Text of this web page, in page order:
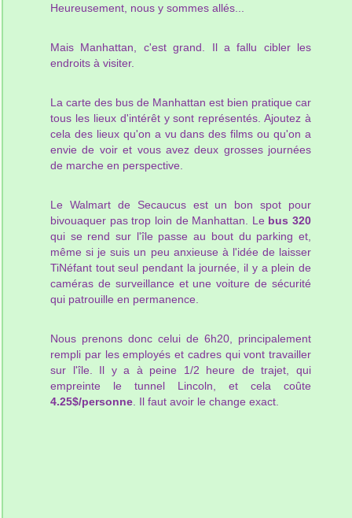
Heureusement, nous y sommes allés...
Mais Manhattan, c'est grand. Il a fallu cibler les
endroits à visiter.
La carte des bus de Manhattan est bien pratique car
tous les lieux d'intérêt y sont représentés. Ajoutez à
cela des lieux qu'on a vu dans des films ou qu'on a
envie de voir et vous avez deux grosses journées
de marche en perspective.
Le Walmart de Secaucus est un bon spot pour
bivouaquer pas trop loin de Manhattan. Le bus 320
qui se rend sur l'île passe au bout du parking et,
même si je suis un peu anxieuse à l'idée de laisser
TiNéfant tout seul pendant la journée, il y a plein de
caméras de surveillance et une voiture de sécurité
qui patrouille en permanence.
Nous prenons donc celui de 6h20, principalement
rempli par les employés et cadres qui vont travailler
sur l'île. Il y a à peine 1/2 heure de trajet, qui
empreinte le tunnel Lincoln, et cela coûte
4.25$/personne . Il faut avoir le change exact.